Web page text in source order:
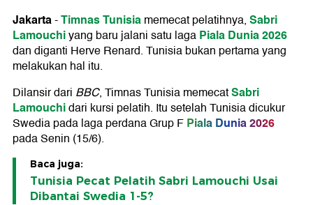
Jakarta-Timnas Tunisiamemecat pelatihnya,Sabri
Lamouchiyang baru jalani satu lagaPiala Dunia 2026
dan diganti Herve Renard. Tunisia bukan pertama yang
melakukan hal itu.
Dilansir dari BBC, Timnas Tunisia memecatSabri
Lamouchidari kursi pelatih. Itu setelah Tunisia dicukur
Swedia pada laga perdana Grup FPiala Dunia 2026
pada Senin (15/6).
Baca juga:
Tunisia Pecat Pelatih Sabri Lamouchi Usai
Dibantai Swedia 1-5?